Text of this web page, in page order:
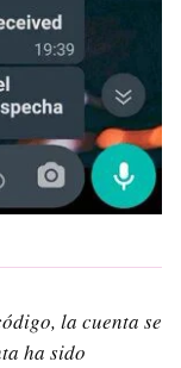
la cuenta se
ha sido